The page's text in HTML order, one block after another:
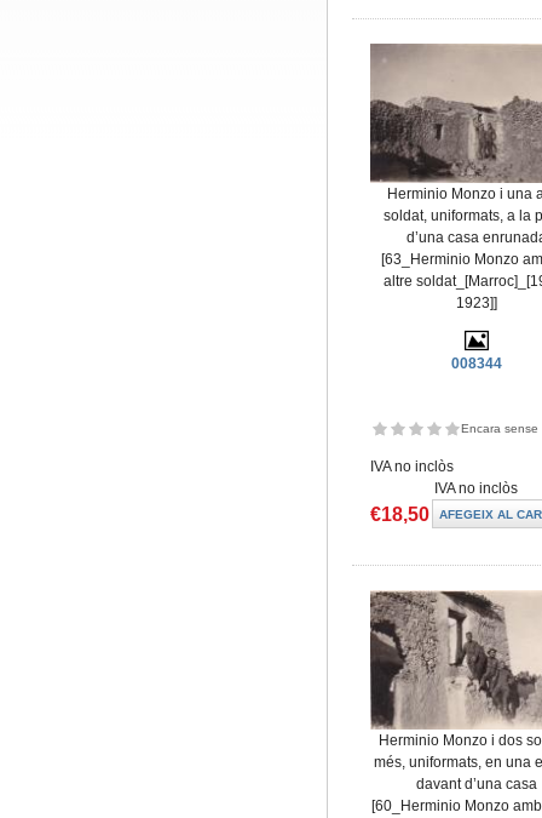
Herminio Monzo i una
soldat, uniformats, a la
d’una casa
[63_Herminio Monzo
altre
1923]]
008344
Encara sense
IVA no inclòs
IVA no inclòs
€18,50
Herminio Monzo i dos
més, uniformats, en una
davant d’una casa
[60_Herminio Monzo